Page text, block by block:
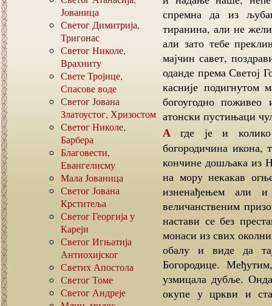
Јованица
Светог Димитрија,
Тригонас
Светог Николе,
Врахниту
Свете Тројице,
Спасове воде
Светог Јована
Златоустог, Хризостом
Светог Николе,
Барбера
Благовести,
Евангелисму
Мала Јованица
Светог Јована
Крститеља
Светог Георгија у
Кареји
Светог Игњатија
Антиохијског
Светих Апостола
Светог Томе
Светог Андреје
спремна да из
тиранина, али не
али зато тебе
мајчин савет,
оданде према Светој
касније подигнутом
богоугодно
атонски пустињаци
А где је и колико времена била сакривена ова чудотворна
богородичина икона,
кончине дошљака из
на мору некакав
изненађењем али
величанственим
настави се без
монаси из свих
обалу и виде да
Богородице.
узмицала дубље.
окупе у цркви и